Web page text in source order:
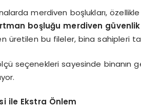
merdiven boşlukları,
boşluğu merdiven
üretilen bu fileler, bina sahipleri
seçenekleri sayesinde
ile Ekstra Önlem